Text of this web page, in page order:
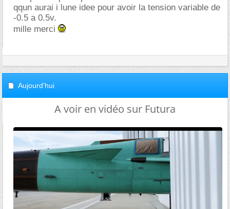
qqun aurai i lune idee pour avoir la tension variable de
-0.5 a 0.5v.
mille merci
Aujourd'hui
A voir en vidéo sur Futura